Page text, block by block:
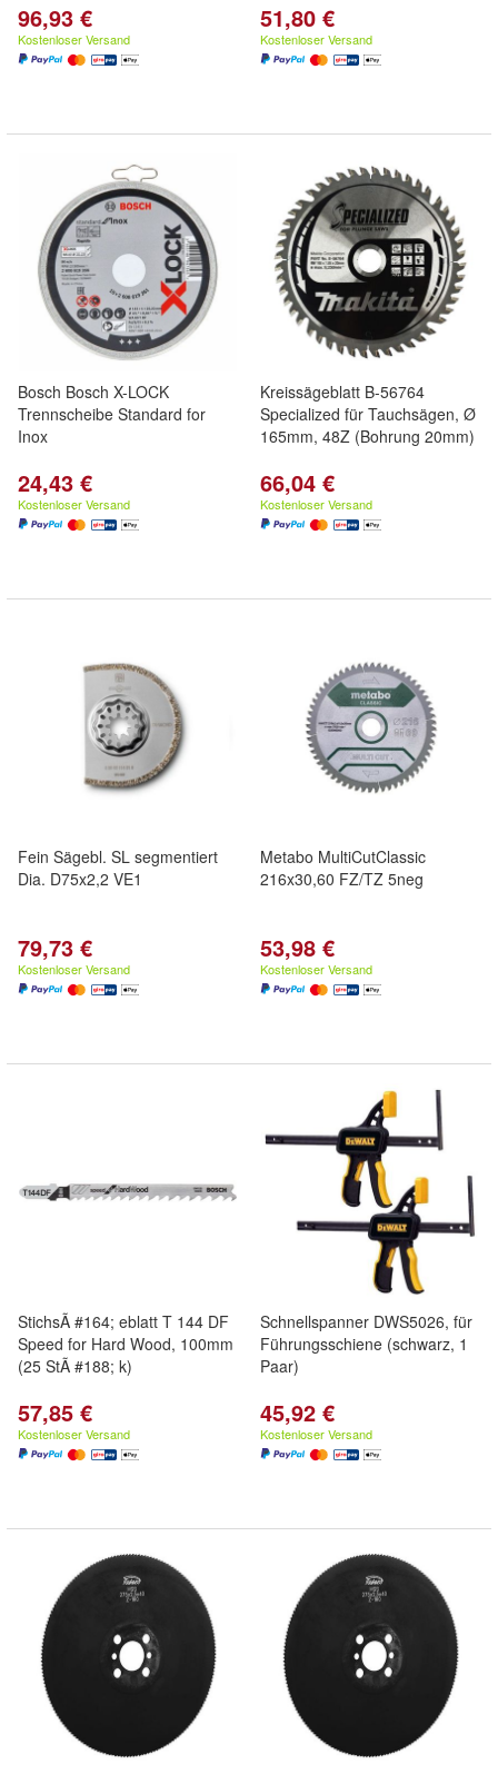
96,93 €
Kostenloser Versand
51,80 €
Kostenloser Versand
Bosch Bosch X-LOCK
Trennscheibe Standard for
Inox
24,43 €
Kostenloser Versand
Kreissägeblatt B-56764
Specialized für Tauchsägen, Ø
165mm, 48Z (Bohrung 20mm)
66,04 €
Kostenloser Versand
Fein Sägebl. SL segmentiert
Dia. D75x2,2 VE1
79,73 €
Kostenloser Versand
Metabo MultiCutClassic
216x30,60 FZ/TZ 5neg
53,98 €
Kostenloser Versand
StichsÃ #164; eblatt T 144 DF
Speed for Hard Wood, 100mm
(25 StÃ #188; k)
57,85 €
Kostenloser Versand
Schnellspanner DWS5026, für
Führungsschiene (schwarz, 1
Paar)
45,92 €
Kostenloser Versand